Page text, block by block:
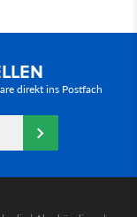
direkt ins Postfach